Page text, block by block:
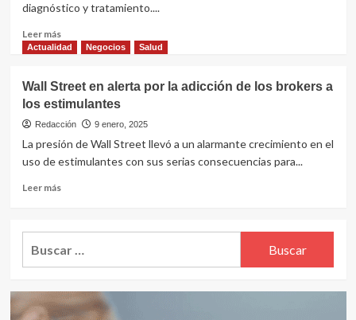
diagnóstico y tratamiento....
Leer másLeer
más
perspectivas
sobre
el
TDAH:
análisis
Actualidad Negocios Salud
Wall Street en alerta por la adicción de los brokers a
los estimulantes
Redacción 9 enero, 2025
La presión de Wall Street llevó a un alarmante crecimiento en el
uso de estimulantes con sus serias consecuencias para...
Leer másLeer
Wall
Street
por
la